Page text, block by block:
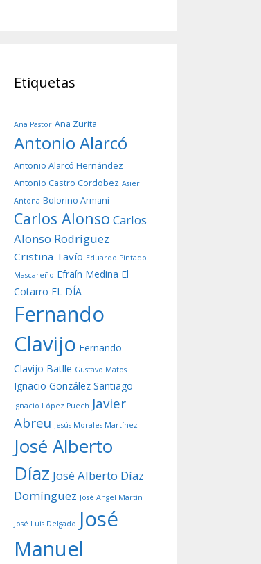
Etiquetas
Ana Pastor Ana Zurita
Antonio Alarcó
Antonio Alarcó Hernández
Antonio Castro Cordobez Asier
Antona Bolorino Armani
Carlos Alonso Carlos
Alonso Rodríguez
Cristina Tavío Eduardo Pintado
Mascareño Efraín Medina El
Cotarro EL DÍA
Fernando
Clavijo Fernando
Clavijo Batlle Gustavo Matos
Ignacio González Santiago
Ignacio López Puech Javier
Abreu Jesús Morales Martínez
José Alberto
Díaz José Alberto Díaz
Domínguez José Angel Martín
José Luis Delgado José
Manuel